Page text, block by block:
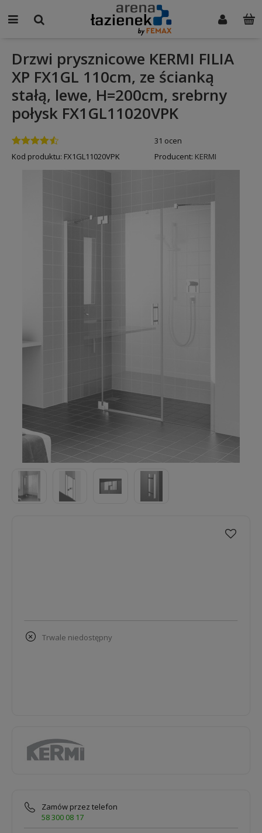
Drzwi prysznicowe KERMI FILIA
XP FX1GL 110cm, ze ścianką
stałą, lewe, H=200cm, srebrny
połysk FX1GL11020VPK
31 ocen
Kod produktu: FX1GL11020VPK Producent: KERMI
trwale niedostępny
Zamów przez telefon
58 300 08 17